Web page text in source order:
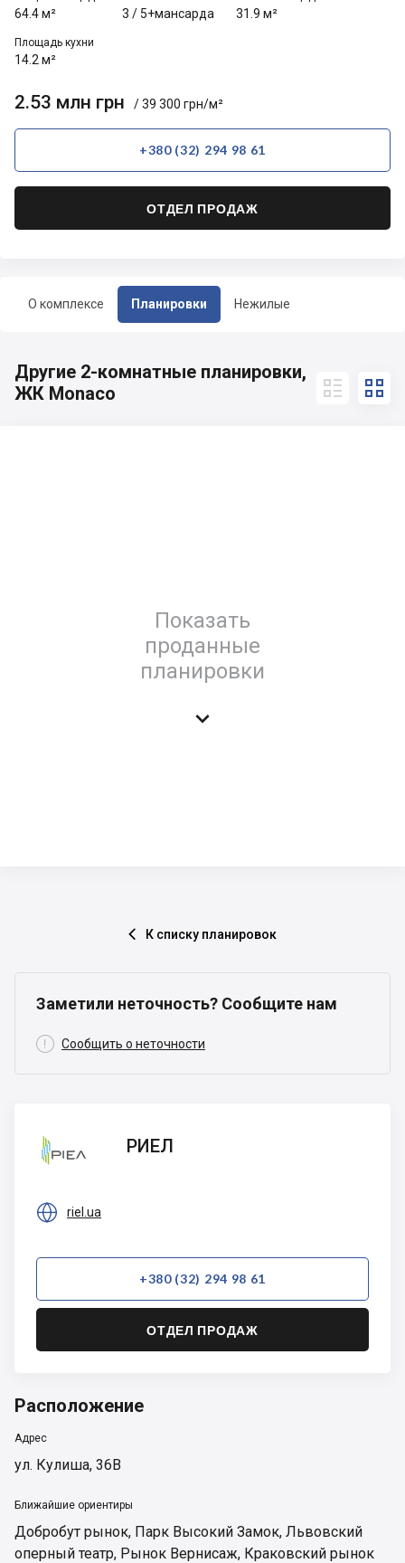
О комплексе Планировки Нежилые
64.4 м² 3 / 5+мансарда 31.9 м²
Площадь кухни
14.2 м²
2.53 млн грн / 39 300 грн/м²
+380 (32) 294 98 61
ОТДЕЛ ПРОДАЖ
Другие 2-комнатные планировки,
ЖК Monaco
 
Показать
проданные
планировки

 К списку планировок
Заметили неточность? Сообщите нам
 Сообщить о неточности
РИЕЛ
РИЕЛ
 riel.ua
+380 (32) 294 98 61
ОТДЕЛ ПРОДАЖ
Расположение
Адрес
ул. Кулиша, 36В
Ближайшие ориентиры
Добробут рынок, Парк Высокий Замок, Львовский
оперный театр, Рынок Вернисаж, Краковский рынок